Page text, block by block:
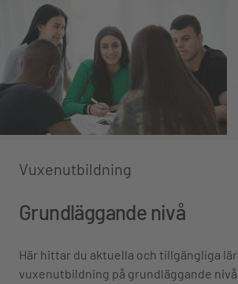
Vuxenutbildning
Grundläggande nivå
Här hittar du aktuella och tillgängliga
vuxenutbildning på grundläggande